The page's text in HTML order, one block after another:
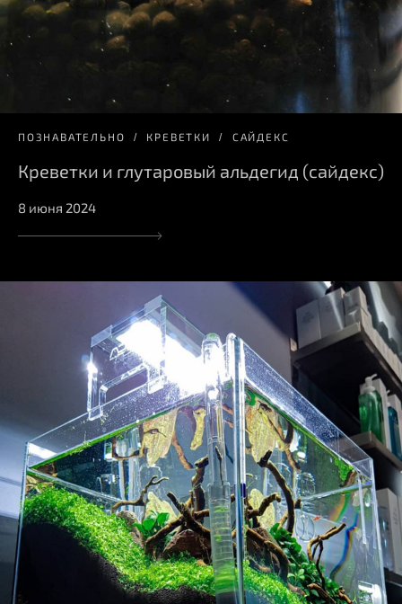
ПОЗНАВАТЕЛЬНО КРЕВЕТКИ САЙДЕКС
Креветки и глутаровый альдегид (сайдекс)
8 июня 2024